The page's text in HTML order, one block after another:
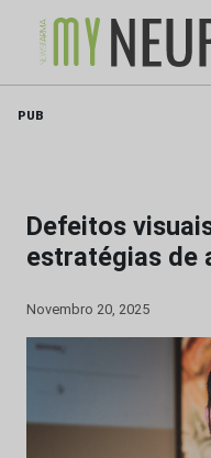
PUB
Defeitos
estratégias de
Novembro 20, 2025